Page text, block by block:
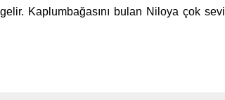
Kaplumbağasını bulan Niloya çok